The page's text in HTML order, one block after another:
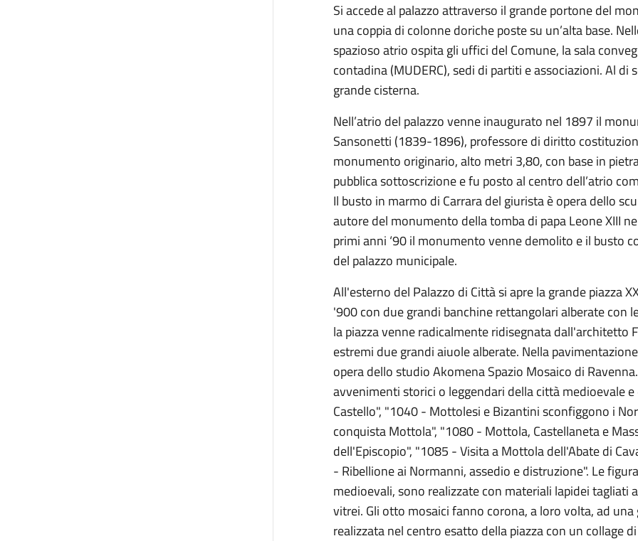
Si accede al palazzo attraverso il grande portone del
una coppia di colonne doriche poste su un’alta base.
spazioso atrio ospita gli uffici del Comune, la sala
contadina (MUDERC), sedi di partiti e associazioni. Al di
grande cisterna.
Nell’atrio del palazzo venne inaugurato nel 1897 il
Sansonetti (1839-1896), professore di diritto
monumento originario, alto metri 3,80, con base in
pubblica sottoscrizione e fu posto al centro dell’atrio
Il busto in marmo di Carrara del giurista è opera dello
autore del monumento della tomba di papa Leone XIII
primi anni ‘90 il monumento venne demolito e il busto
del palazzo municipale.
All'esterno del Palazzo di Città si apre la grande piazza
'900 con due grandi banchine rettangolari alberate con
la piazza venne radicalmente ridisegnata dall'architetto
estremi due grandi aiuole alberate. Nella
opera dello studio Akomena Spazio Mosaico di
avvenimenti storici o leggendari della città medioevale
Castello", "1040 - Mottolesi e Bizantini sconfiggono i
conquista Mottola", "1080 - Mottola, Castellaneta e
dell'Episcopio", "1085 - Visita a Mottola dell'Abate di
- Ribellione ai Normanni, assedio e distruzione". Le
medioevali, sono realizzate con materiali lapidei
vitrei. Gli otto mosaici fanno corona, a loro volta, ad
realizzata nel centro esatto della piazza con un collage